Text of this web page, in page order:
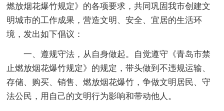
燃放烟花爆竹规定》的各项要求，共同巩固我市创建文
明城市的工作成果，营造文明、安全、宜居的生活环
境，发出如下倡议：
一、遵规守法，从自身做起。自觉遵守《青岛市禁
止燃放烟花爆竹规定》的规定，带头做到不违规运输、
存储、购买、销售、燃放烟花爆竹，争做文明居民、守
法公民，用自己的文明行为影响和带动他人。